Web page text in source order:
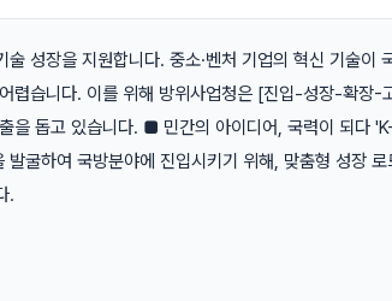
술 성장을 지원합니다. 중소·벤처 기업의 혁신 기술이
렵습니다. 이를 위해 방위사업청은 [진입-성장-확장-
을 돕고 있습니다. ■ 민간의 아이디어, 국력이 되다
굴하여 국방분야에 진입시키기 위해, 맞춤형 성장
.